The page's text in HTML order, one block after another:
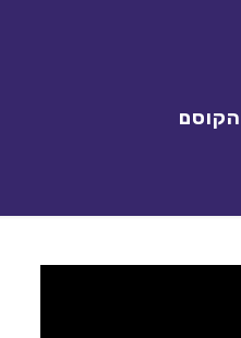
הקוסם